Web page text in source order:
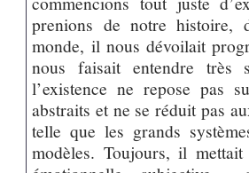
prenions de notre histoire,
monde, il nous dévoilait
nous faisait entendre très
l’existence ne repose pas
abstraits et ne se réduit pas
telle que les grands
modèles. Toujours, il